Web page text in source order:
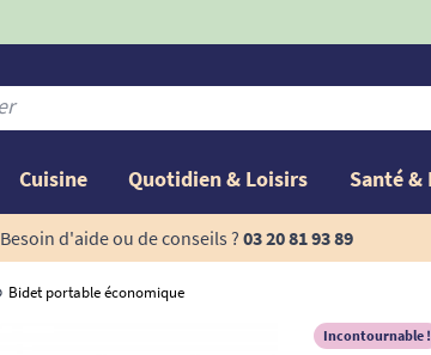
Cuisine Quotidien & Loisirs Santé &
Besoin d'aide ou de conseils ? 03 20 81 93 89
Bidet portable économique
Incontournable !